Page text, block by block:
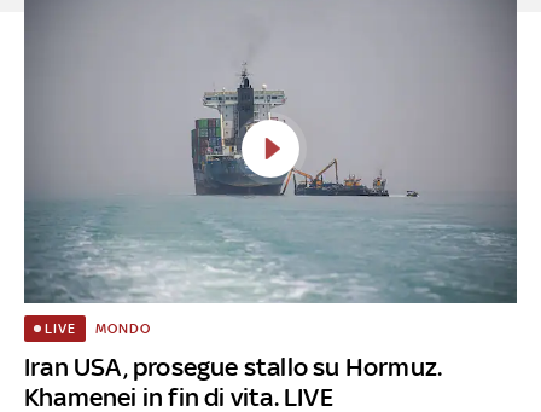
Iran USA, prosegue stallo su Hormuz.
Khamenei in fin di vita. LIVE
LIVE MONDO